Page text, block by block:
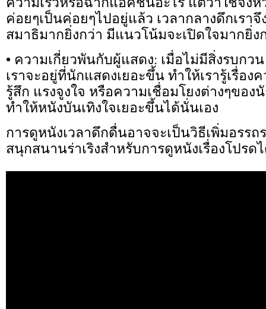
ค่อยๆเป็นค่อยๆไปอยู่แล้ว เวลากลางดึกเรา
สมาธิมากยิ่งกว่า มีแนวโน้มจะเปิดใจมากยิ่ง
• ความเกี่ยวพันกับผู้แสดง: เมื่อไม่มีสิ่งรบกว
เราจะอยู่ที่นักแสดงเยอะขึ้น ทำให้เรารู้เรื่อ
รู้สึก แรงจูงใจ หรือความเชื่อมโยงต่างๆขอ
ทำให้หนังบันเทิงใจเยอะขึ้นได้นั่นเอง
การดูหนังเวลาดึกดื่นอาจจะเป็นวิธีเพิ่มอรร
สนุกสนานร่าเริงสำหรับการดูหนังเรื่องโปรด